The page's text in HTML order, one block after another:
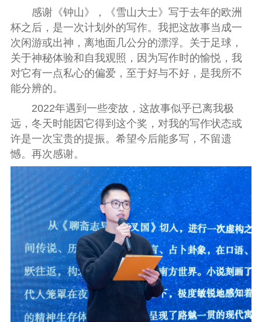
感谢《钟山》，《雪山大士》写于去年的欧洲
杯之后，是一次计划外的写作。我把这故事当成一
次闲游或出神，离地面几公分的漂浮。关于足球，
关于神秘体验和自我观照，因为写作时的愉悦，我
对它有一点私心的偏爱，至于好与不好，是我所不
能分辨的。
2022年遇到一些变故，这故事似乎已离我极
远，冬天时能因它得到这个奖，对我的写作状态或
许是一次宝贵的提振。希望今后能多写，不留遗
憾。再次感谢。